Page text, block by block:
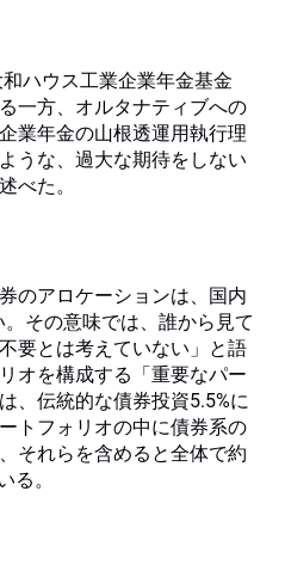
ハウス工業企業年金基金
一方、オルタナティブへの
業年金の山根透運用執行理
うな、過大な期待をしない
べた。
のアロケーションは、国内
その意味では、誰から見て
要とは考えていない」と語
オを構成する「重要なパー
、伝統的な債券投資5.5%に
トフォリオの中に債券系の
それらを含めると全体で約
る。